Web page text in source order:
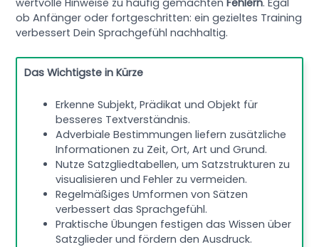
ob Anfänger oder fortgeschritten: ein gezieltes Training
verbessert Dein Sprachgefühl nachhaltig.
Das Wichtigste in Kürze
Erkenne Subjekt, Prädikat und Objekt für
besseres Textverständnis.
Adverbiale Bestimmungen liefern zusätzliche
Informationen zu Zeit, Ort, Art und Grund.
Nutze Satzgliedtabellen, um Satzstrukturen zu
visualisieren und Fehler zu vermeiden.
Regelmäßiges Umformen von Sätzen
verbessert das Sprachgefühl.
Praktische Übungen festigen das Wissen über
Satzglieder und fördern den Ausdruck.